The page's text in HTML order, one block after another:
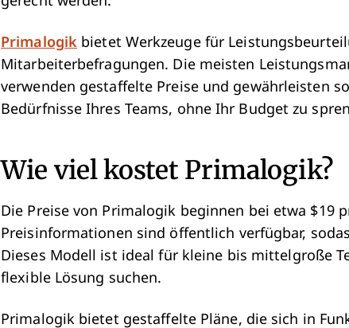
Primalogik bietet Werkzeuge für
Mitarbeiterbefragungen. Die meisten
verwenden gestaffelte Preise und gewährleisten
Bedürfnisse Ihres Teams, ohne Ihr Budget zu
Wie viel kostet Primalogik?
Die Preise von Primalogik beginnen bei etwa $19
Preisinformationen sind öffentlich verfügbar,
Dieses Modell ist ideal für kleine bis mittelgroße
flexible Lösung suchen.
Primalogik bietet gestaffelte Pläne, die sich in